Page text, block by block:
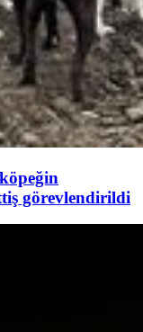
görevlendirildi